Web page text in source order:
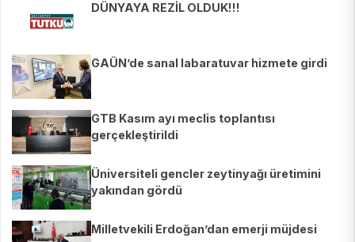
DÜNYAYA REZİL OLDUK!!!
GAÜN’de sanal labaratuvar hizmete girdi
GTB Kasım ayı meclis toplantısı
gerçekleştirildi
Üniversiteli gencler zeytinyağı üretimini
yakından gördü
Milletvekili Erdoğan’dan emerji müjdesi